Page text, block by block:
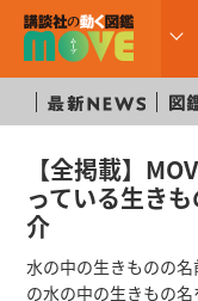
【全掲載】
っている生き
介
水の中の生きものの
の水の中の生きもの名